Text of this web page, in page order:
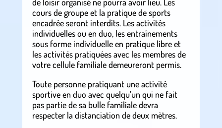
cours de groupe et la pratique de sports
encadrée seront interdits. Les activités
individuelles ou en duo, les entraînements
sous forme individuelle en pratique libre et
les activités pratiquées avec les membres de
votre cellule familiale demeureront permis.
Toute personne pratiquant une activité
sportive en duo avec quelqu’un qui ne fait
pas partie de sa bulle familiale devra
respecter la distanciation de deux mètres.